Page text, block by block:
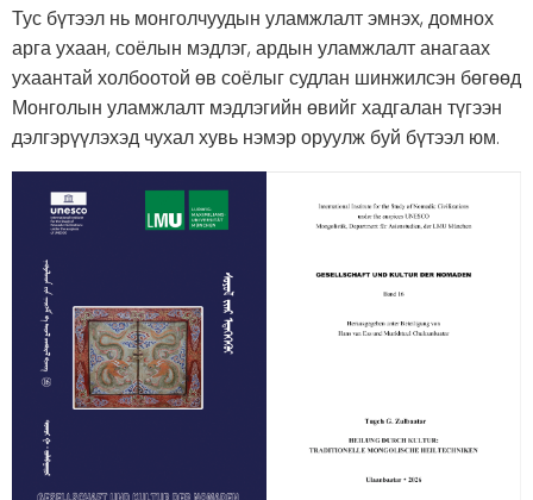
Тус бүтээл нь монголчуудын уламжлалт эмнэх, домнох
арга ухаан, соёлын мэдлэг, ардын уламжлалт анагаах
ухаантай холбоотой өв соёлыг судлан шинжилсэн бөгөөд
Монголын уламжлалт мэдлэгийн өвийг хадгалан түгээн
дэлгэрүүлэхэд чухал хувь нэмэр оруулж буй бүтээл юм.